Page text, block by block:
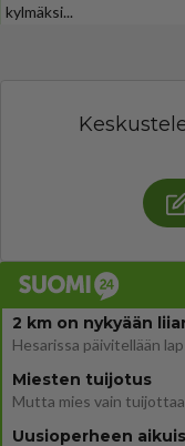
kylmäksi...
2 km on nykyään
Miesten tuijotus